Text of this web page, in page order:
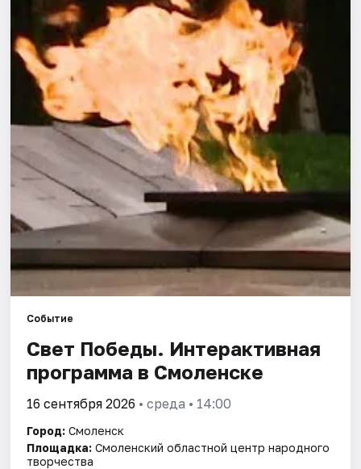
Города
Площадки
Артисты
Рейтинги
Событие
Свет Победы. Интерактивная
программа в Смоленске
16 сентября 2026 • среда • 14:00
Город: Смоленск
Площадка: Смоленский областной центр народного
творчества